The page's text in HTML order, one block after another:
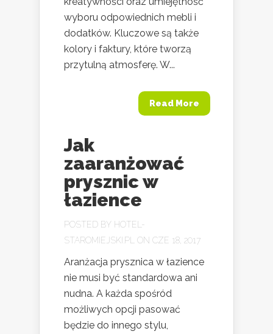
wyboru odpowiednich mebli i
dodatków. Kluczowe są także
kolory i faktury, które tworzą
przytulną atmosferę. W...
Read More
Jak
zaaranżować
prysznic w
łazience
POSTED BY HOTEL-
STAROMIEJSKI.PL
ON CZE 18, 2017
Aranżacja prysznica w łazience
nie musi być standardowa ani
nudna. A każda spośród
możliwych opcji pasować
będzie do innego stylu,